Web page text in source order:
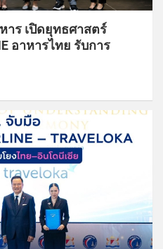
าร เปิดยุทธศาสตร์
อาหารไทย รับการ